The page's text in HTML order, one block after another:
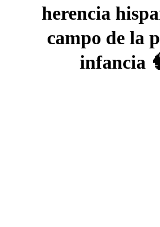
herencia
campo de la
infancia